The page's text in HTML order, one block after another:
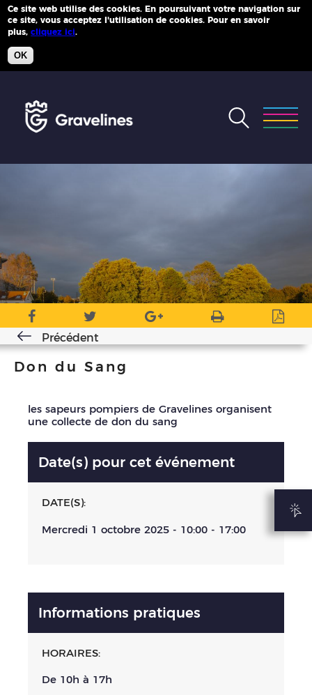
Ce site web utilise des cookies. En poursuivant votre navigation sur
ce site, vous acceptez l'utilisation de cookies. Pour en savoir
plus,cliquez ici.
OK
Précédent
Don du Sang
les sapeurs pompiers de Gravelines organisent
une collecte de don du sang
Date(s) pour cet événement
DATE(S):
Mercredi 1 octobre 2025 - 10:00 - 17:00
Informations pratiques
HORAIRES:
De 10h à 17h